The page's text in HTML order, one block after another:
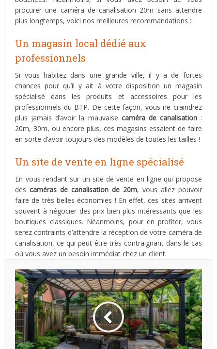
procurer une caméra de canalisation 20m sans attendre
plus longtemps, voici nos meilleures recommandations :
Un magasin local dédié aux
professionnels
Si vous habitez dans une grande ville, il y a de fortes
chances pour qu’il y ait à votre disposition un magasin
spécialisé dans les produits et accessoires pour les
professionnels du BTP. De cette façon, vous ne craindrez
plus jamais d’avoir la mauvaise caméra de canalisation:
20m, 30m, ou encore plus, ces magasins essaient de faire
en sorte d’avoir toujours des modèles de toutes les tailles !
Un site de vente en ligne spécialisé
En vous rendant sur un site de vente en ligne qui propose
descaméras de canalisation de 20m, vous allez pouvoir
faire de très belles économies ! En effet, ces sites arrivent
souvent à négocier des prix bien plus intéressants que les
boutiques classiques. Néanmoins, pour en profiter, vous
serez contraints d’attendre la réception de votre caméra de
canalisation, ce qui peut être très contraignant dans le cas
où vous avez un besoin immédiat chez un client.